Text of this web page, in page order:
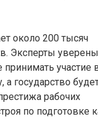
около 200 тысяч
Эксперты
участие
государство
рабочих
по подготовке